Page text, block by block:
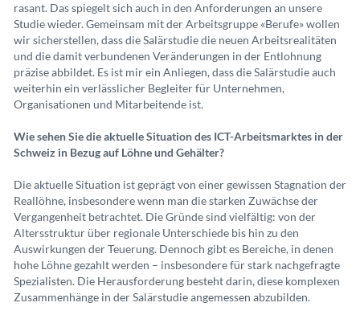
rasant. Das spiegelt sich auch in den Anforderungen an unsere
Studie wieder. Gemeinsam mit der Arbeitsgruppe «Berufe» wollen
wir sicherstellen, dass die Salärstudie die neuen Arbeitsrealitäten
und die damit verbundenen Veränderungen in der Entlohnung
präzise abbildet. Es ist mir ein Anliegen, dass die Salärstudie auch
weiterhin ein verlässlicher Begleiter für Unternehmen,
Organisationen und Mitarbeitende ist.
Wie sehen Sie die aktuelle Situation des ICT-Arbeitsmarktes in der
Schweiz in Bezug auf Löhne und Gehälter?
Die aktuelle Situation ist geprägt von einer gewissen Stagnation der
Reallöhne, insbesondere wenn man die starken Zuwächse der
Vergangenheit betrachtet. Die Gründe sind vielfältig: von der
Altersstruktur über regionale Unterschiede bis hin zu den
Auswirkungen der Teuerung. Dennoch gibt es Bereiche, in denen
hohe Löhne gezahlt werden – insbesondere für stark nachgefragte
Spezialisten. Die Herausforderung besteht darin, diese komplexen
Zusammenhänge in der Salärstudie angemessen abzubilden.